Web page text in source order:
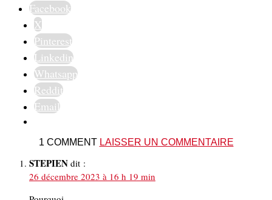
Facebook
X
Pinterest
Linkedin
Whatsapp
Reddit
Email
1 COMMENT LAISSER UN COMMENTAIRE
STEPIEN dit :
26 décembre 2023 à 16 h 19 min